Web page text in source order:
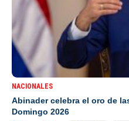
NACIONALES
Abinader celebra el oro de
Domingo 2026